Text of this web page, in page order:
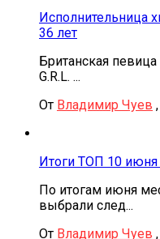
Исполнительница
36 лет
Британская
G.R.L. ...
От Владимир Чуев ,
Итоги ТОП 10 июня
По итогам июня
выбрали след...
От Владимир Чуев ,